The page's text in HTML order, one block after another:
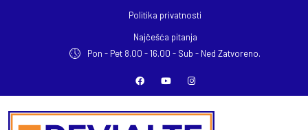
Politika privatnosti
Najčešća pitanja
Pon - Pet 8.00 - 16.00 - Sub - Ned Zatvoreno.